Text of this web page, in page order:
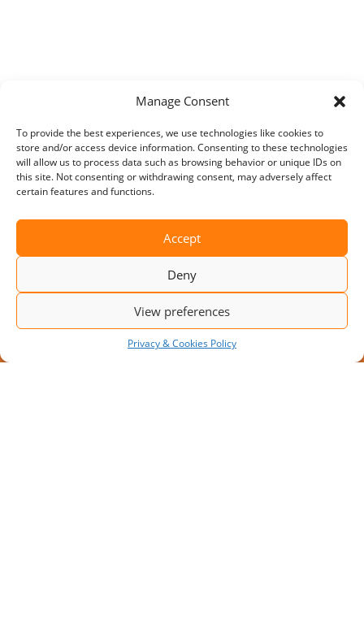
Manage Consent
To provide the best experiences, we use technologies like cookies to
store and/or access device information. Consenting to these technologies
will allow us to process data such as browsing behavior or unique IDs on
this site. Not consenting or withdrawing consent, may adversely affect
certain features and functions.
Accept
Deny
View preferences
Privacy & Cookies Policy